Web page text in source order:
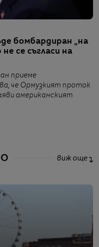
бомбардиран „на
се съгласи на
приеме
че Ормузкият проток
американският
виж още